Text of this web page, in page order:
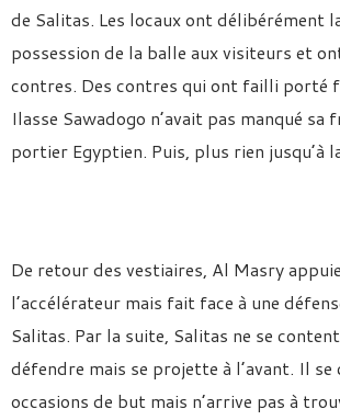
de Salitas. Les locaux ont délibérément
possession de la balle aux visiteurs et
contres. Des contres qui ont failli porté
Ilasse Sawadogo n’avait pas manqué sa
portier Egyptien. Puis, plus rien jusqu’à
De retour des vestiaires, Al Masry
l’accélérateur mais fait face à une
Salitas. Par la suite, Salitas ne se
défendre mais se projette à l’avant. Il se
occasions de but mais n’arrive pas à